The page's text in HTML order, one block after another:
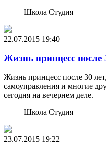
Школа Студия
22.07.2015 19:40
Жизнь принцесс после
Жизнь принцесс после 30
самоуправления и многие
сегодня на вечернем деле.
Школа Студия
23.07.2015 19:22